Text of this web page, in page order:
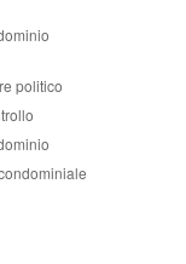
politico